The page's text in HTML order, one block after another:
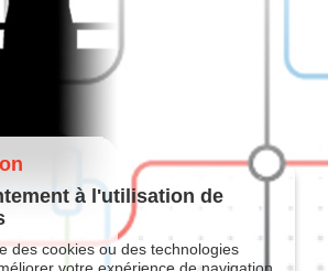
à l'utilisation de
des cookies ou des technologies